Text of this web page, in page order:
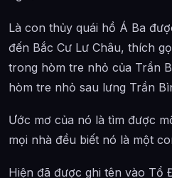
Là con thủy quái hồ Á Ba
đến Bắc Cư Lư Châu, thích
trong hòm tre nhỏ của Trần
hòm tre nhỏ sau lưng Trần
Ước mơ của nó là tìm được
mọi nhà đều biết nó là một
Hiện đã được ghi tên vào Tổ